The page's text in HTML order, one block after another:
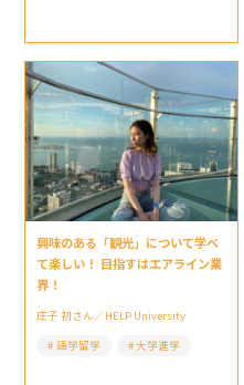
興味のある「観光」について学べ
て楽しい！ 目指すはエアライン業
界！
庄子 初さん／HELP University
語学留学
大学進学